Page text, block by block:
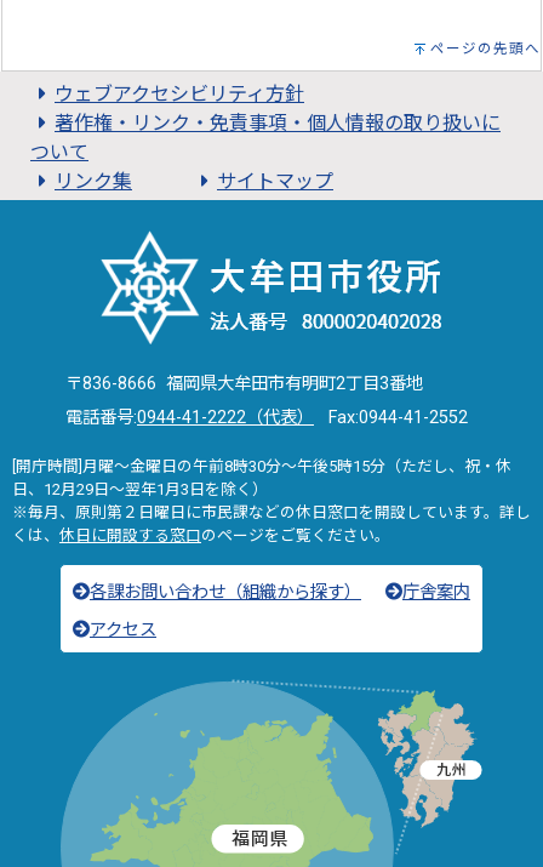
ページの先頭へ
ウェブアクセシビリティ方針
著作権・リンク・免責事項・個人情報の取り扱いに
ついて
リンク集
サイトマップ
〒836-8666 福岡県大牟田市有明町2丁目3番地
電話番号:0944-41-2222（代表） Fax:0944-41-2552
[開庁時間]月曜～金曜日の午前8時30分～午後5時15分（ただし、祝・休
日、12月29日～翌年1月3日を除く）
※毎月、原則第２日曜日に市民課などの休日窓口を開設しています。詳し
くは、 休日に開設する窓口のページをご覧ください。
各課お問い合わせ（組織から探す）
庁舎案内
アクセス